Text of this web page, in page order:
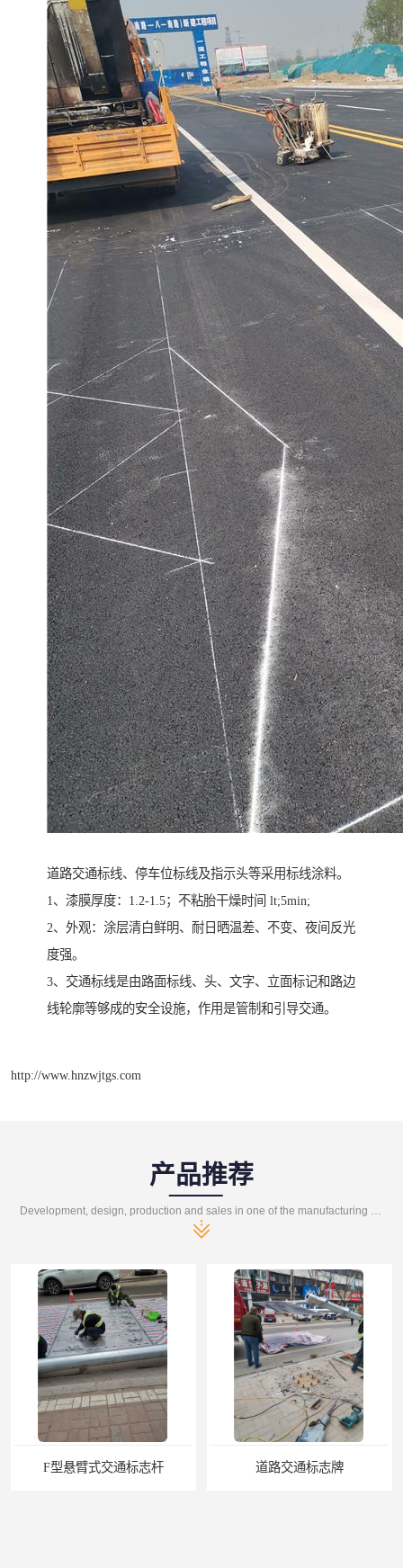
道路交通标线、停车位标线及指示头等采用标线涂料。
1、漆膜厚度：1.2-1.5；不粘胎干燥时间 lt;5min;
2、外观：涂层清白鲜明、耐日晒温差、不变、夜间反光
度强。
3、交通标线是由路面标线、头、文字、立面标记和路边
线轮廓等够成的安全设施，作用是管制和引导交通。
http://www.hnzwjtgs.com
产品推荐
Development, design, production and sales in one of the manufacturing enterprises
道路交通标志牌 道路交通标志标线